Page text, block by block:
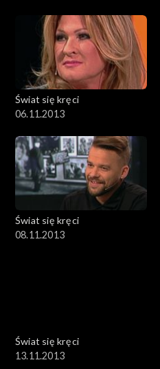
Świat się kręci
06.11.2013
Świat się kręci
08.11.2013
Świat się kręci
13.11.2013